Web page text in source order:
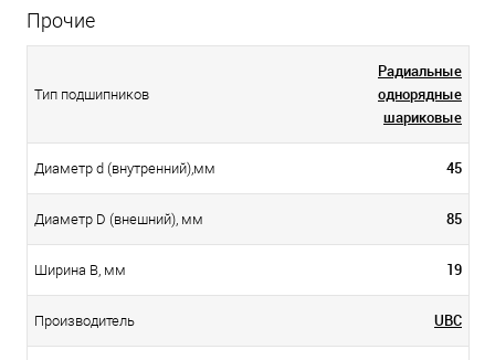
Прочие
Тип подшипников
Радиальные
однорядные
шариковые
Диаметр d (внутренний),мм 45
Диаметр D (внешний), мм 85
Ширина B, мм 19
Производитель UBC